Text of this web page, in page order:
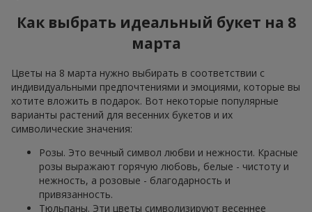
Как выбрать идеальный букет на 8
марта
Цветы на 8 марта нужно выбирать в соответствии с
индивидуальными предпочтениями и эмоциями, которые вы
хотите вложить в подарок. Вот некоторые популярные
варианты растений для весенних букетов и их
символические значения:
Розы. Это вечный символ любви и нежности. Красные
розы выражают горячую любовь, белые - чистоту и
нежность, а розовые - благодарность и
привязанность.
Тюльпаны. Эти цветы символизируют весеннее